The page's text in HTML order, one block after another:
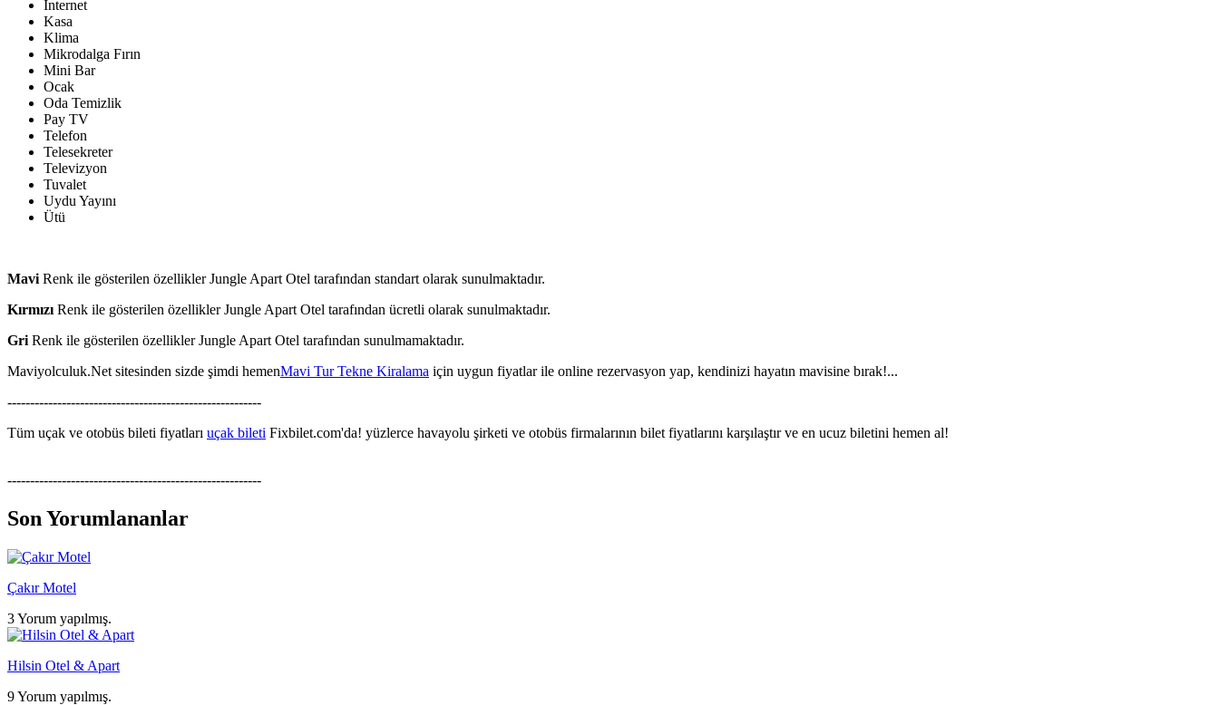
Internet
Kasa
Klima
Mikrodalga Fırın
Mini Bar
Ocak
Oda Temizlik
Pay TV
Telefon
Telesekreter
Televizyon
Tuvalet
Uydu Yayını
Ütü
Mavi Renk ile gösterilen özellikler Jungle Apart Otel tarafından standart olarak sunulmaktadır.
Kırmızı Renk ile gösterilen özellikler Jungle Apart Otel tarafından ücretli olarak sunulmaktadır.
Gri Renk ile gösterilen özellikler Jungle Apart Otel tarafından sunulmamaktadır.
Maviyolculuk.Net sitesinden sizde şimdi hemenMavi Tur Tekne Kiralama için uygun fiyatlar ile online rezervasyon yap, kendinizi hayatın mavisine bırak!...
--------------------------------------------------------
Tüm uçak ve otobüs bileti fiyatları uçak bileti Fixbilet.com'da! yüzlerce havayolu şirketi ve otobüs firmalarının bilet fiyatlarını karşılaştır ve en ucuz biletini hemen al!
--------------------------------------------------------
Son Yorumlananlar
Çakır Motel
3 Yorum yapılmış.
Hilsin Otel & Apart
9 Yorum yapılmış.